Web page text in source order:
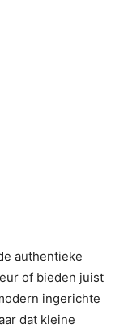
authentieke
of bieden juist
ingerichte
dat kleine